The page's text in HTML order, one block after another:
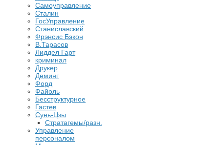
Самоуправление
Сталин
ГосУправление
Станиславский
Фрэнсис Бэкон
В.Тарасов
Лиддел Гарт
криминал
Друкер
Деминг
Форд
Файоль
Бесструктурное
Гастев
Сунь-Цзы
Стратагемы/разн.
Управление
персоналом